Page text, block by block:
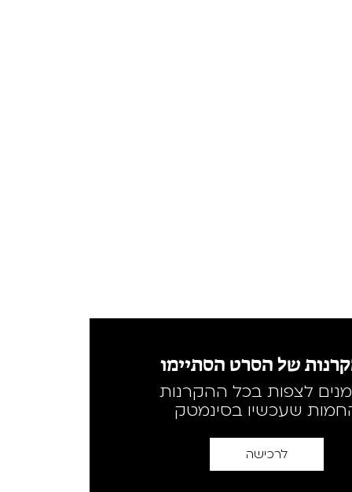
של הסרט הסתיימו
לצפות בכל ההקרנות
שעכשיו בסינמטק
לרכישה